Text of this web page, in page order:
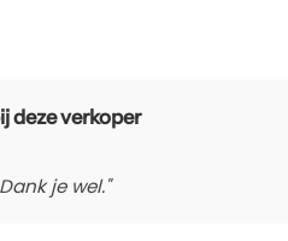
deze verkoper
je wel."